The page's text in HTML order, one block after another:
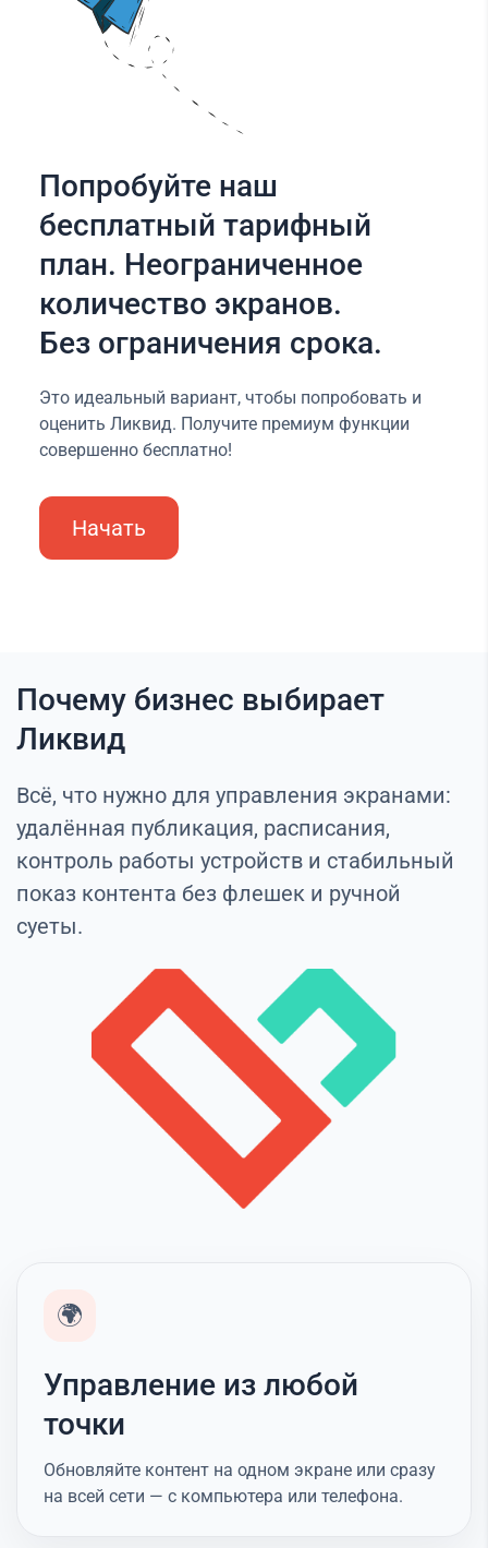
Попробуйте наш
бесплатный тарифный
план. Неограниченное
количество экранов.
Без ограничения срока.
Это идеальный вариант, чтобы попробовать и
оценить Ликвид. Получите премиум функции
совершенно бесплатно!
Начать
Почему бизнес выбирает
Ликвид
Всё, что нужно для управления экранами:
удалённая публикация, расписания,
контроль работы устройств и стабильный
показ контента без флешек и ручной
суеты.
🌍
Управление из любой
точки
Обновляйте контент на одном экране или сразу
на всей сети — с компьютера или телефона.